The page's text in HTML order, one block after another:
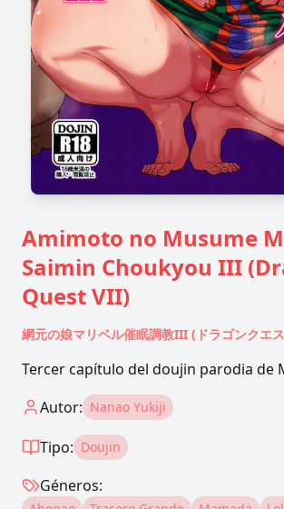
Amimoto no Musume
Saimin Choukyou III
Quest VII)
網元の娘マリベル催眠調教III (ドラゴンクエ
Tercer capítulo del doujin parodia de
Autor: Nanao Yukiji
Tipo: Doujin
Géneros: